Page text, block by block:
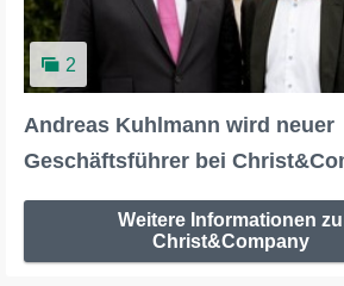
2
Andreas Kuhlmann wird neuer
Geschäftsführer bei
Weitere Informationen zu
Christ&Company